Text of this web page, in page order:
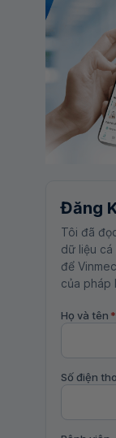
Đăng
Tôi đã
dữ liệu cá
để
của pháp
Họ và tên *
Số điện